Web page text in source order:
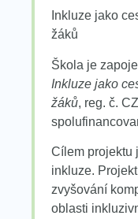
Inkluze jako
žáků
Škola je
Inkluze jako
žáků, reg. č.
Cílem projektu
inkluze.
zvyšování
oblasti